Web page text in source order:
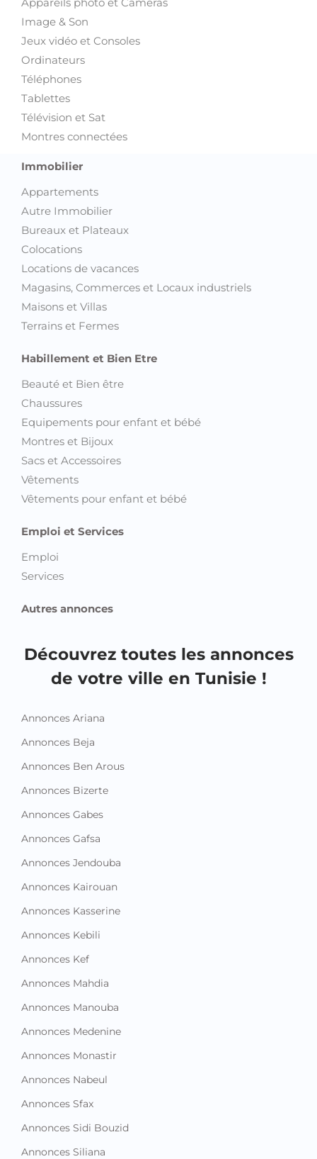
Image & Son
Jeux vidéo et Consoles
Ordinateurs
Téléphones
Tablettes
Télévision et Sat
Montres connectées
Immobilier
Appartements
Autre Immobilier
Bureaux et Plateaux
Colocations
Locations de vacances
Magasins, Commerces et Locaux industriels
Maisons et Villas
Terrains et Fermes
Habillement et Bien Etre
Beauté et Bien être
Chaussures
Equipements pour enfant et bébé
Montres et Bijoux
Sacs et Accessoires
Vêtements
Vêtements pour enfant et bébé
Emploi et Services
Emploi
Services
Autres annonces
Découvrez toutes les annonces
de votre ville en Tunisie !
Annonces Ariana
Annonces Beja
Annonces Ben Arous
Annonces Bizerte
Annonces Gabes
Annonces Gafsa
Annonces Jendouba
Annonces Kairouan
Annonces Kasserine
Annonces Kebili
Annonces Kef
Annonces Mahdia
Annonces Manouba
Annonces Medenine
Annonces Monastir
Annonces Nabeul
Annonces Sfax
Annonces Sidi Bouzid
Annonces Siliana